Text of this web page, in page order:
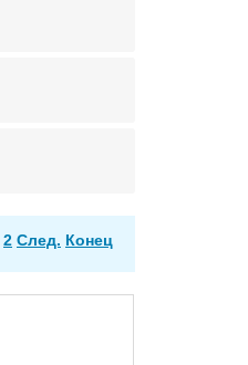
2 След. Конец